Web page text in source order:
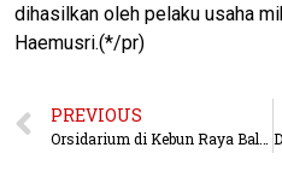
dihasilkan oleh pelaku usaha
Haemusri.(*/pr)
PREVIOUS